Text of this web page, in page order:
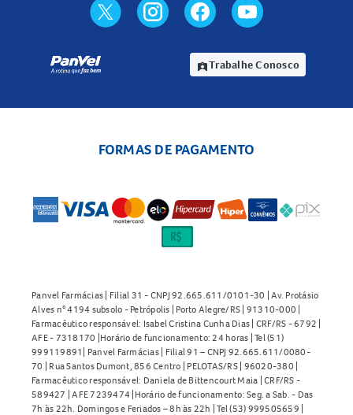
assignment_indTrabalhe Conosco
FORMAS DE PAGAMENTO
Panvel Farmácias | Filial 31 - CNPJ 92.665.611/0101-30 | Av. Protásio
Alves n° 4194 subsolo - Petrópolis | Porto Alegre/RS | 91310-000 |
Farmacêutico responsável: Isabel Cristina Cunha Dias | CRF/RS - 6792 |
AFE - 7318170 |Horário de funcionamento: 24 horas | Tel (51)
999119891| Panvel Farmácias | Filial 91 – CNPJ 92.665.611/0080-
70 | Rua Santos Dumont, 856 Centro | PELOTAS/RS | 96020-380 |
Farmacêutico responsável: Daniela de Bittencourt Maia | CRF/RS -
589427 | AFE 7239474 |Horário de funcionamento: Seg. a Sab. - Das
7h às 22h. Domingos e Feriados – 8h às 22h | Tel (53) 999505659 |